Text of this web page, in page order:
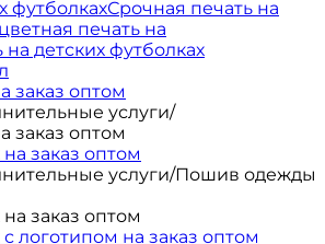
футболкахСрочная печать на
печать на
на детских футболках
заказ оптом
услуги/
заказ оптом
заказ оптом
услуги/Пошив одежды
заказ оптом
логотипом на заказ оптом